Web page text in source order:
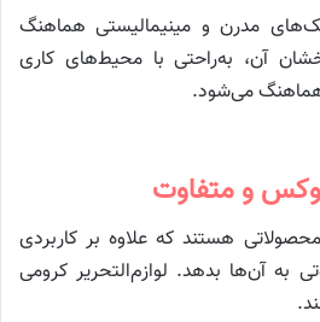
مدرن و مینیمالیستی هماهنگ
آن، به‌راحتی با محیط‌های کاری
می‌شود.
و متفاوت
هستند که علاوه بر کاربردی
آن‌ها بدهد. لوازم‌التحریر کرومی